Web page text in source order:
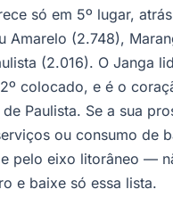
só em 5º lugar,
Amarelo (2.748),
(2.016). O Janga
colocado, e é o
Paulista. Se a sua
ou consumo de
pelo eixo litorâneo —
e baixe só essa lista.